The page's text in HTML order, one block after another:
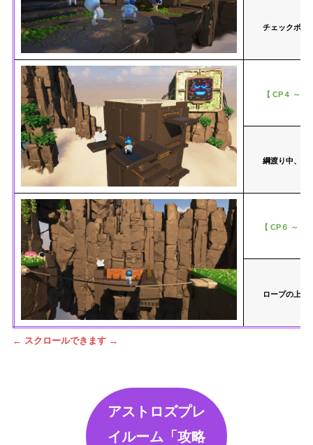
チェックポイ
【 CP４ ～
綱渡り中、風
【 CP６ ～
ロープの上か
← スクロールできます →
アストロズプレ
イルーム「攻略